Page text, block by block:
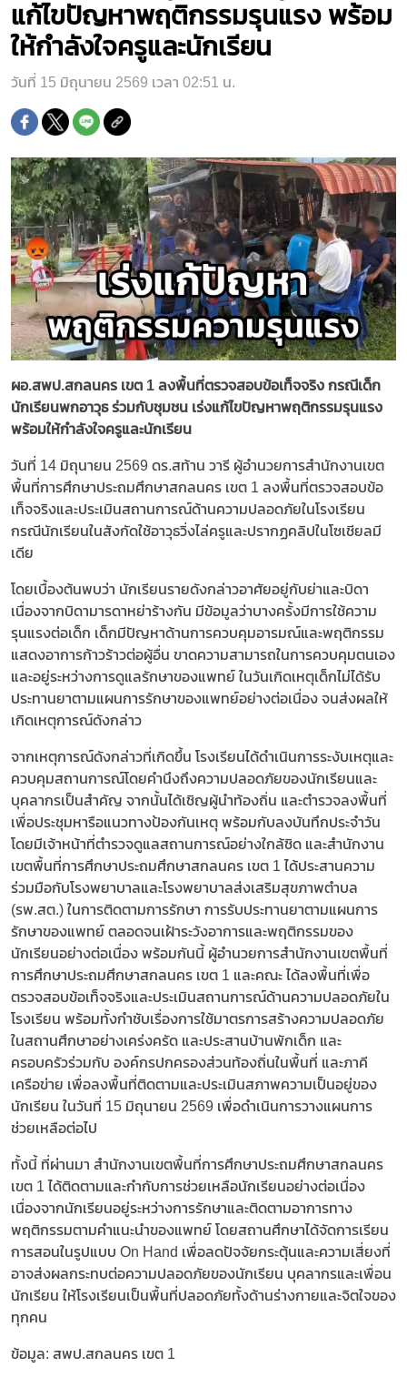
แก้ไขปัญหาพฤติกรรมรุนแรง พร้อม
ให้กำลังใจครูและนักเรียน
วันที่ 15 มิถุนายน 2569 เวลา 02:51 น.
ผอ.สพป.สกลนคร เขต 1 ลงพื้นที่ตรวจสอบข้อเท็จจริง กรณีเด็ก
นักเรียนพกอาวุธ ร่วมกับชุมชน เร่งแก้ไขปัญหาพฤติกรรมรุนแรง
พร้อมให้กำลังใจครูและนักเรียน
วันที่ 14 มิถุนายน 2569 ดร.สท้าน วารี ผู้อํานวยการสํานักงานเขต
พื้นที่การศึกษาประถมศึกษาสกลนคร เขต 1 ลงพื้นที่ตรวจสอบข้อ
เท็จจริงและประเมินสถานการณ์ด้านความปลอดภัยในโรงเรียน
กรณีนักเรียนในสังกัดใช้อาวุธวิ่งไล่ครูและปรากฏคลิปในโซเชียลมี
เดีย
โดยเบื้องต้นพบว่า นักเรียนรายดังกล่าวอาศัยอยู่กับย่าและบิดา
เนื่องจากบิดามารดาหย่าร้างกัน มีข้อมูลว่าบางครั้งมีการใช้ความ
รุนแรงต่อเด็ก เด็กมีปัญหาด้านการควบคุมอารมณ์และพฤติกรรม
แสดงอาการก้าวร้าวต่อผู้อื่น ขาดความสามารถในการควบคุมตนเอง
และอยู่ระหว่างการดูแลรักษาของแพทย์ ในวันเกิดเหตุเด็กไม่ได้รับ
ประทานยาตามแผนการรักษาของแพทย์อย่างต่อเนื่อง จนส่งผลให้
เกิดเหตุการณ์ดังกล่าว
จากเหตุการณ์ดังกล่าวที่เกิดขึ้น โรงเรียนได้ดำเนินการระงับเหตุและ
ควบคุมสถานการณ์โดยคำนึงถึงความปลอดภัยของนักเรียนและ
บุคลากรเป็นสำคัญ จากนั้นได้เชิญผู้นำท้องถิ่น และตำรวจลงพื้นที่
เพื่อประชุมหารือแนวทางป้องกันเหตุ พร้อมกับลงบันทึกประจำวัน
โดยมีเจ้าหน้าที่ตำรวจดูแลสถานการณ์อย่างใกล้ชิด และสำนักงาน
เขตพื้นที่การศึกษาประถมศึกษาสกลนคร เขต 1 ได้ประสานความ
ร่วมมือกับโรงพยาบาลและโรงพยาบาลส่งเสริมสุขภาพตำบล
(รพ.สต.) ในการติดตามการรักษา การรับประทานยาตามแผนการ
รักษาของแพทย์ ตลอดจนเฝ้าระวังอาการและพฤติกรรมของ
นักเรียนอย่างต่อเนื่อง พร้อมกันนี้ ผู้อํานวยการสํานักงานเขตพื้นที่
การศึกษาประถมศึกษาสกลนคร เขต 1 และคณะ ได้ลงพื้นที่เพื่อ
ตรวจสอบข้อเท็จจริงและประเมินสถานการณ์ด้านความปลอดภัยใน
โรงเรียน พร้อมทั้งกำชับเรื่องการใช้มาตรการสร้างความปลอดภัย
ในสถานศึกษาอย่างเคร่งครัด และประสานบ้านพักเด็ก และ
ครอบครัวร่วมกับ องค์กรปกครองส่วนท้องถิ่นในพื้นที่ และภาคี
เครือข่าย เพื่อลงพื้นที่ติดตามและประเมินสภาพความเป็นอยู่ของ
นักเรียน ในวันที่ 15 มิถุนายน 2569 เพื่อดำเนินการวางแผนการ
ช่วยเหลือต่อไป
ทั้งนี้ ที่ผ่านมา สํานักงานเขตพื้นที่การศึกษาประถมศึกษาสกลนคร
เขต 1 ได้ติดตามและกำกับการช่วยเหลือนักเรียนอย่างต่อเนื่อง
เนื่องจากนักเรียนอยู่ระหว่างการรักษาและติดตามอาการทาง
พฤติกรรมตามคำแนะนำของแพทย์ โดยสถานศึกษาได้จัดการเรียน
การสอนในรูปแบบ On Hand เพื่อลดปัจจัยกระตุ้นและความเสี่ยงที่
อาจส่งผลกระทบต่อความปลอดภัยของนักเรียน บุคลากรและเพื่อน
นักเรียน ให้โรงเรียนเป็นพื้นที่ปลอดภัยทั้งด้านร่างกายและจิตใจของ
ทุกคน
ข้อมูล: สพป.สกลนคร เขต 1